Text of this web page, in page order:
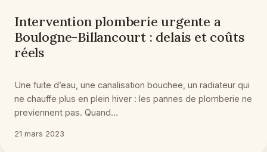
Intervention plomberie urgente a
Boulogne-Billancourt : delais et coûts
réels
Une fuite d’eau, une canalisation bouchee, un radiateur qui
ne chauffe plus en plein hiver : les pannes de plomberie ne
previennent pas. Quand…
21 mars 2023